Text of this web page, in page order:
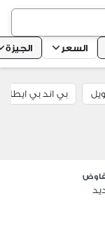
السعر الجيزة
بي اند بي ايطاليا